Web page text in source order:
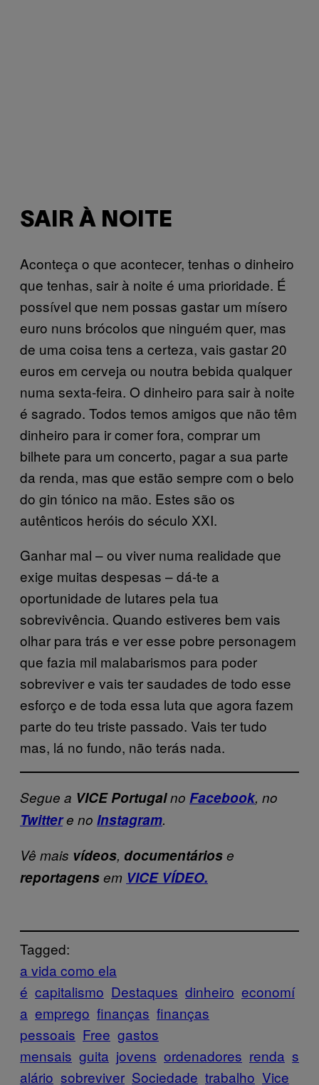
SAIR À NOITE
Aconteça o que acontecer, tenhas o dinheiro
que tenhas, sair à noite é uma prioridade. É
possível que nem possas gastar um mísero
euro nuns brócolos que ninguém quer, mas
de uma coisa tens a certeza, vais gastar 20
euros em cerveja ou noutra bebida qualquer
numa sexta-feira. O dinheiro para sair à noite
é sagrado. Todos temos amigos que não têm
dinheiro para ir comer fora, comprar um
bilhete para um concerto, pagar a sua parte
da renda, mas que estão sempre com o belo
do gin tónico na mão. Estes são os
autênticos heróis do século XXI.
Ganhar mal – ou viver numa realidade que
exige muitas despesas – dá-te a
oportunidade de lutares pela tua
sobrevivência. Quando estiveres bem vais
olhar para trás e ver esse pobre personagem
que fazia mil malabarismos para poder
sobreviver e vais ter saudades de todo esse
esforço e de toda essa luta que agora fazem
parte do teu triste passado. Vais ter tudo
mas, lá no fundo, não terás nada.
Segue a VICE Portugalno Facebook, no
Twittere no Instagram.
Vê mais vídeos, documentáriose
reportagensem VICE VÍDEO.
Tagged:
a vida como ela
é capitalismo Destaques dinheiro economí
a emprego finanças finanças
pessoais Free gastos
mensais guita jovens ordenadores renda s
alário sobreviver Sociedade trabalho Vice